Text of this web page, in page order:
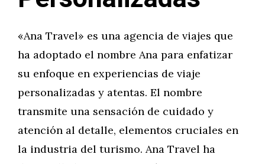
«Ana Travel» es una agencia de viajes que
ha adoptado el nombre Ana para enfatizar
su enfoque en experiencias de viaje
personalizadas y atentas. El nombre
transmite una sensación de cuidado y
atención al detalle, elementos cruciales en
la industria del turismo. Ana Travel ha